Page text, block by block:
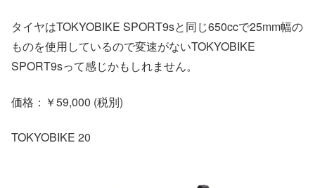
タイヤはTOKYOBIKE SPORT9sと同じ650ccで25mm幅の
ものを使用しているので変速がないTOKYOBIKE
SPORT9sって感じかもしれません。
価格：￥59,000 (税別)
TOKYOBIKE 20